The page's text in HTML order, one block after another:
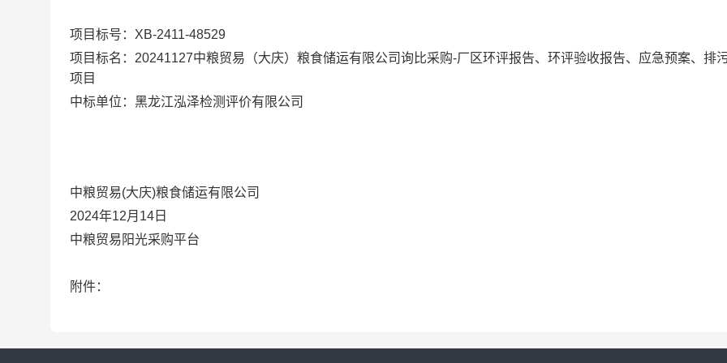
项目标号：XB-2411-48529
项目标名：20241127中粮贸易（大庆）粮食储运有限公司询比采购-厂区环评报告、环评验收报告、应急预案、排
项目
中标单位：黑龙江泓泽检测评价有限公司
中粮贸易(大庆)粮食储运有限公司
2024年12月14日
中粮贸易阳光采购平台
附件：